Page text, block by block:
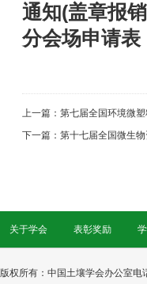
通知(盖章报
分会场申请表
上一篇： 第七届全国环境微
下一篇： 第十七届全国微生
关于学会 表彰奖励
版权所有：中国土壤学会办公室